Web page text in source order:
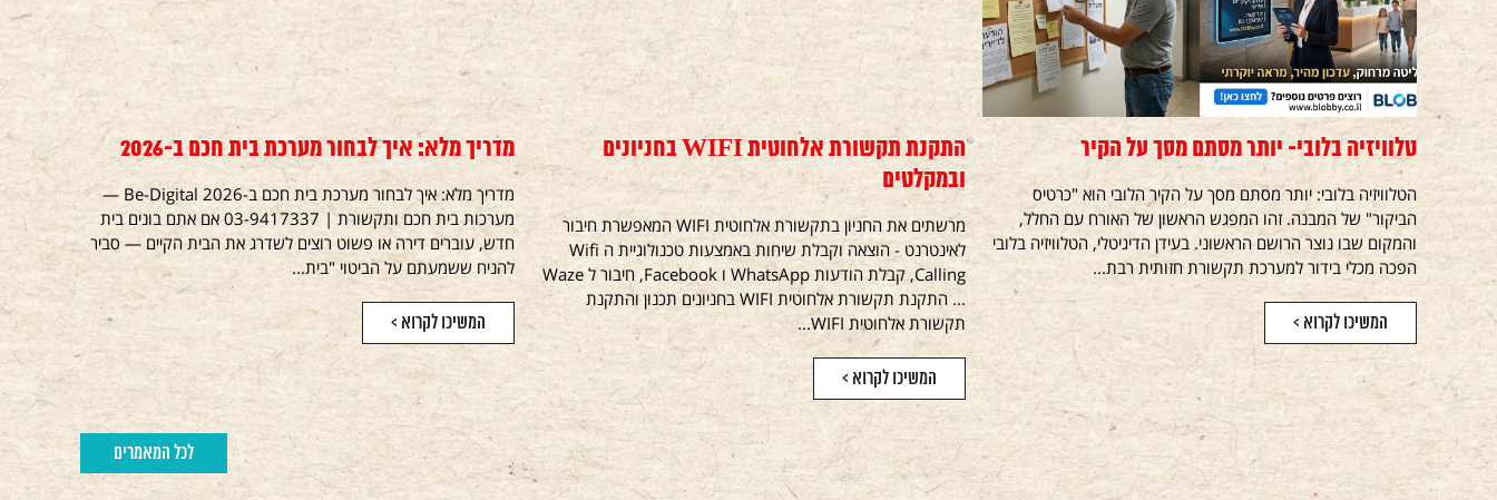
טלוויזיה בלובי- יותר מסתם מסך על הקיר
הטלוויזיה בלובי: יותר מסתם מסך על הקיר הלובי הוא "כרטיס
הביקור" של המבנה. זהו המפגש הראשון של האורח עם החלל,
והמקום שבו נוצר הרושם הראשוני. בעידן הדיגיטלי, הטלוויזיה בלובי
הפכה מכלי בידור למערכת תקשורת חזותית רבת...
המשיכו לקרוא >
התקנת תקשורת אלחוטית WIFI בחניונים
ובמקלטים
מרשתים את החניון בתקשורת אלחוטית WIFI המאפשרת חיבור
לאינטרנט - הוצאה וקבלת שיחות באמצעות טכנולוגיית ה Wifi
Calling, קבלת הודעות WhatsApp ו Facebook, חיבור ל Waze
... התקנת תקשורת אלחוטית WIFI בחניונים תכנון והתקנת
תקשורת אלחוטית WIFI...
המשיכו לקרוא >
מדריך מלא: איך לבחור מערכת בית חכם ב-2026
מדריך מלא: איך לבחור מערכת בית חכם ב-2026 Be-Digital —
מערכות בית חכם ותקשורת | 03-9417337 אם אתם בונים בית
חדש, עוברים דירה או פשוט רוצים לשדרג את הבית הקיים — סביר
להניח ששמעתם על הביטוי "בית...
המשיכו לקרוא >
לכל המאמרים